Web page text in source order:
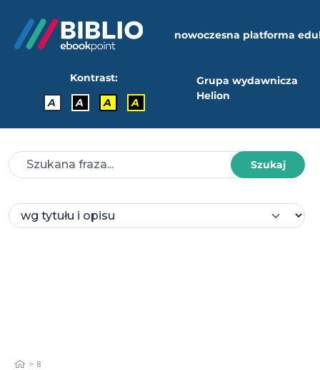
nowoczesna platforma
Kontrast:
A
A A A
Grupa wydawnicza
Helion
Szukaj
8